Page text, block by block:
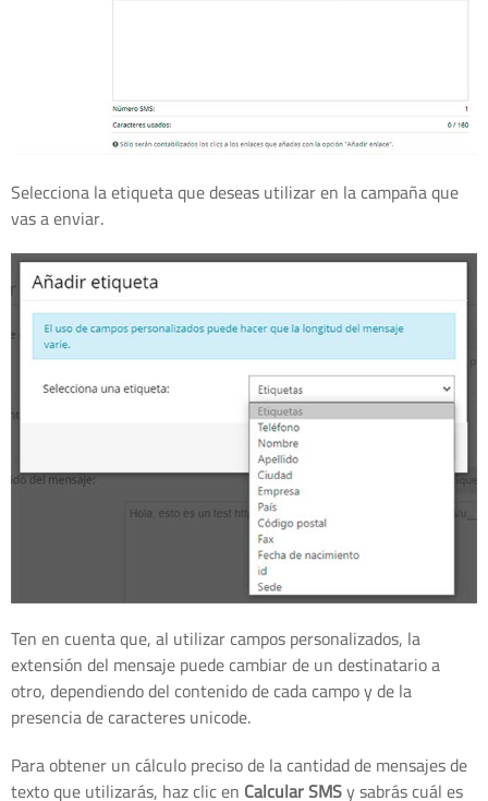
Selecciona la etiqueta que deseas utilizar en la campaña que
vas a enviar.
Ten en cuenta que, al utilizar campos personalizados, la
extensión del mensaje puede cambiar de un destinatario a
otro, dependiendo del contenido de cada campo y de la
presencia de caracteres unicode.
Para obtener un cálculo preciso de la cantidad de mensajes de
texto que utilizarás, haz clic en Calcular SMSy sabrás cuál es